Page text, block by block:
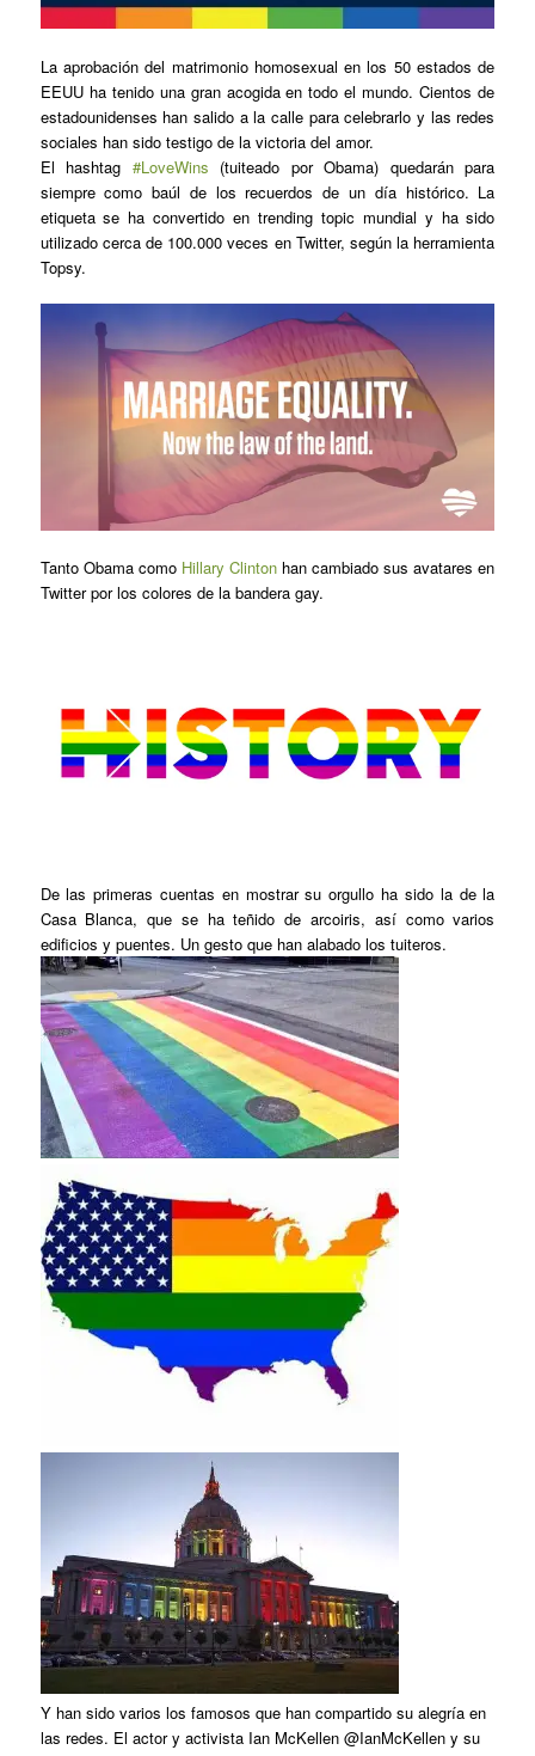
La aprobación del matrimonio homosexual en los 50 estados de
EEUU ha tenido una gran acogida en todo el mundo. Cientos de
estadounidenses han salido a la calle para celebrarlo y las redes
sociales han sido testigo de la victoria del amor.
El hashtag #LoveWins (tuiteado por Obama) quedarán para
siempre como baúl de los recuerdos de un día histórico. La
etiqueta se ha convertido en trending topic mundial y ha sido
utilizado cerca de 100.000 veces en Twitter, según la herramienta
Topsy.
Tanto Obama como Hillary Clintonhan cambiado sus avatares en
Twitter por los colores de la bandera gay.
De las primeras cuentas en mostrar su orgullo ha sido la de la
Casa Blanca, que se ha teñido de arcoiris, así como varios
edificios y puentes. Un gesto que han alabado los tuiteros.
Y han sido varios los famosos que han compartido su alegría en
las redes. El actor y activista Ian McKellen @IanMcKellen y su